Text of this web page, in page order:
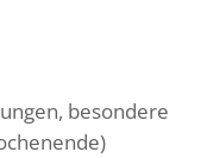
besondere